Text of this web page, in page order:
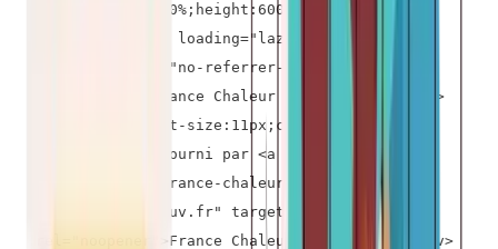
style="width:100%;height:600px;border:0;"
allowfullscreen loading="lazy"
referrerpolicy="no-referrer-when-downgrade"
title="Carte France Chaleur Urbaine"></iframe>
<div style="font-size:11px;color:#999;text-
align:right;">Fourni par <a
href="https://france-chaleur-
urbaine.beta.gouv.fr" target="_blank"
rel="noopener">France Chaleur Urbaine</a></div>